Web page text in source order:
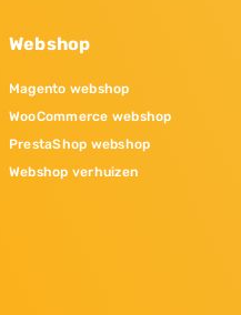
Webshop
Magento webshop
WooCommerce webshop
PrestaShop webshop
Webshop verhuizen